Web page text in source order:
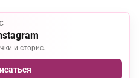
и сторис.